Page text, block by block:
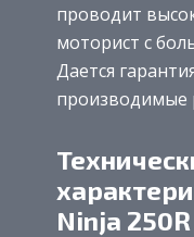
проводит
моторист с
Дается
производимые
Ninja 250R